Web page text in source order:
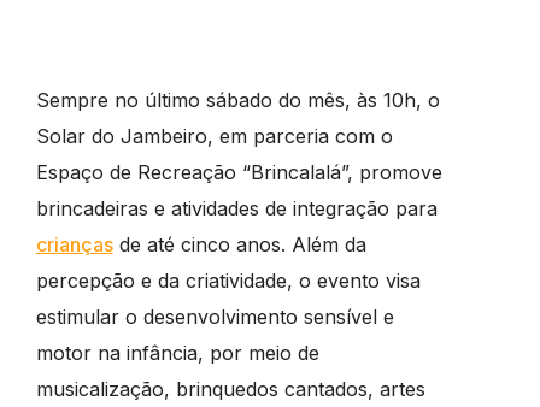
Sempre no último sábado do mês, às 10h, o
Solar do Jambeiro, em parceria com o
Espaço de Recreação “Brincalalá”, promove
brincadeiras e atividades de integração para
criançasde até cinco anos. Além da
percepção e da criatividade, o evento visa
estimular o desenvolvimento sensível e
motor na infância, por meio de
musicalização, brinquedos cantados, artes